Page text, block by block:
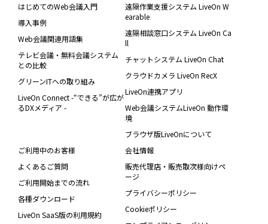
はじめてのWeb会議入門
導入事例
Web会議関連用語集
テレビ会議・無料会議システム
との比較
グリーンITへの取り組み
LiveOn Connect -“できる”が広が
るDXメディア -
遠隔作業支援システム LiveOn W
earable
遠隔相談窓口システム LiveOn Ca
ll
チャットシステム LiveOn Chat
クラウドカメラ LiveOn RecX
LiveOn連携アプリ
Web会議システムLiveOn 動作環
境
ブラウザ版LiveOnについて
ご利用中のお客様
よくあるご質問
ご利用開始までの流れ
各種ダウンロード
LiveOn SaaS版の利用規約
会社情報
販売代理店・販売取次様向けペ
ージ
プライバシーポリシー
Cookieポリシー